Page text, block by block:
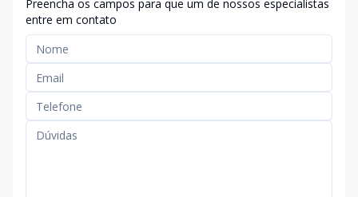
Preencha os campos para que um de nossos especialistas
entre em contato